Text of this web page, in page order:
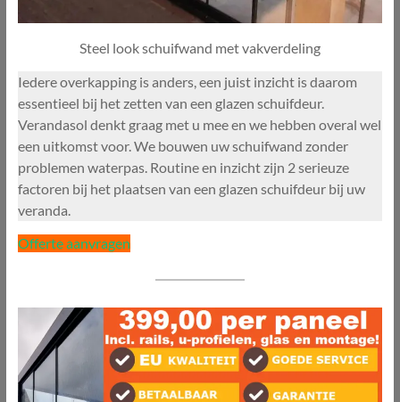
Steel look schuifwand met vakverdeling
Iedere overkapping is anders, een juist inzicht is daarom
essentieel bij het zetten van een glazen schuifdeur.
Verandasol denkt graag met u mee en we hebben overal wel
een uitkomst voor. We bouwen uw schuifwand zonder
problemen waterpas. Routine en inzicht zijn 2 serieuze
factoren bij het plaatsen van een glazen schuifdeur bij uw
veranda.
Offerte aanvragen